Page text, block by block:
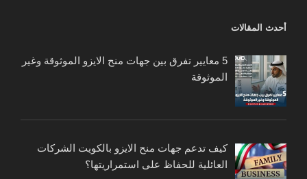
أحدث المقالات
5 معايير تفرق بين جهات منح الايزو الموثوقة وغير
الموثوقة
كيف تدعم جهات منح الايزو بالكويت الشركات
العائلية للحفاظ على استمراريتها؟